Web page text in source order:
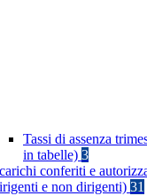
Tassi di assenza
in tabelle) 3
conferiti e
e non dirigenti) 31